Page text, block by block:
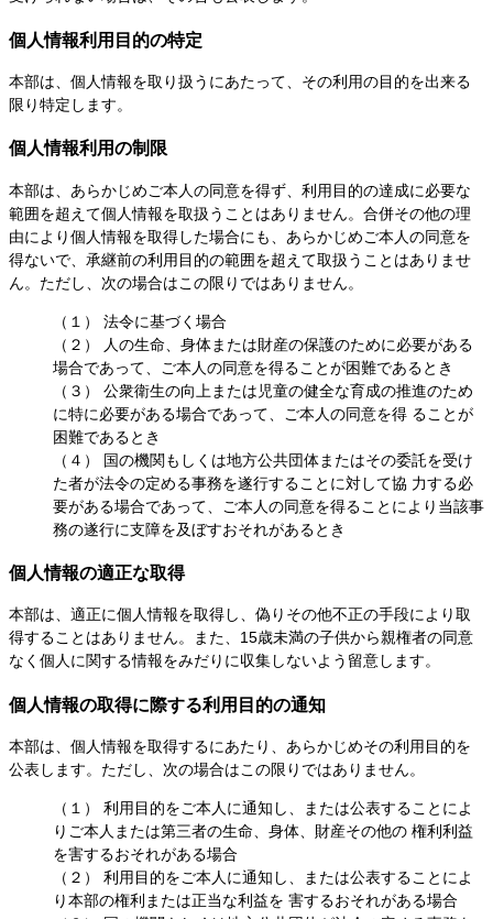
個人情報利用目的の特定
本部は、個人情報を取り扱うにあたって、その利用の目的を出来る
限り特定します。
個人情報利用の制限
本部は、あらかじめご本人の同意を得ず、利用目的の達成に必要な
範囲を超えて個人情報を取扱うことはありません。合併その他の理
由により個人情報を取得した場合にも、あらかじめご本人の同意を
得ないで、承継前の利用目的の範囲を超えて取扱うことはありませ
ん。ただし、次の場合はこの限りではありません。
（１） 法令に基づく場合
（２） 人の生命、身体または財産の保護のために必要がある
場合であって、ご本人の同意を得ることが困難であるとき
（３） 公衆衛生の向上または児童の健全な育成の推進のため
に特に必要がある場合であって、ご本人の同意を得 ることが
困難であるとき
（４） 国の機関もしくは地方公共団体またはその委託を受け
た者が法令の定める事務を遂行することに対して協 力する必
要がある場合であって、ご本人の同意を得ることにより当該事
務の遂行に支障を及ぼすおそれがあるとき
個人情報の適正な取得
本部は、適正に個人情報を取得し、偽りその他不正の手段により取
得することはありません。また、15歳未満の子供から親権者の同意
なく個人に関する情報をみだりに収集しないよう留意します。
個人情報の取得に際する利用目的の通知
本部は、個人情報を取得するにあたり、あらかじめその利用目的を
公表します。ただし、次の場合はこの限りではありません。
（１） 利用目的をご本人に通知し、または公表することによ
りご本人または第三者の生命、身体、財産その他の 権利利益
を害するおそれがある場合
（２） 利用目的をご本人に通知し、または公表することによ
り本部の権利または正当な利益を 害するおそれがある場合